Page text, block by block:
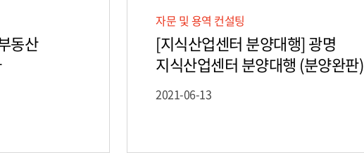
동산
자문 및 용역 컨설팅
[지식산업센터 분양대행] 광명
지식산업센터 분양대행 (분양완판)
2021-06-13